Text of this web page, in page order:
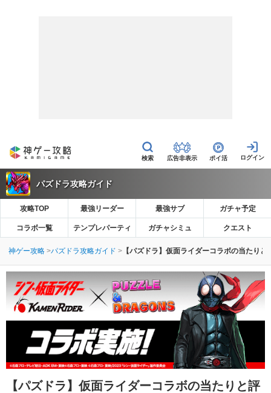
広告非表示 ポイ活
パズドラ攻略ガイド
攻略TOP 最強リーダー 最強サブ ガチャ予定
コラボ一覧 テンプレパーティ ガチャシミュ クエスト
神ゲー攻略 パズドラ攻略ガイド 【パズドラ】仮面ライダーコラボの当たり
【パズドラ】仮面ライダーコラボの当たりと評